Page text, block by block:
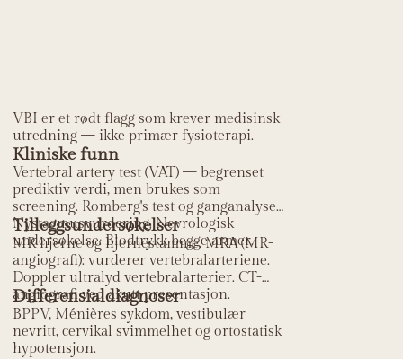
VBI er et rødt flagg som krever medisinsk
utredning — ikke primær fysioterapi.
Kliniske funn
Vertebral artery test (VAT) — begrenset
prediktiv verdi, men brukes som
screening. Romberg's test og ganganalyse.
Nystagmusvurdering. Nevrologisk
undersøkelse. Blodtrykk begge armer.
Tilleggsundersøkelser
MR hjerne og hjernestamme. MRA (MR-
angiografi): vurderer vertebralarteriene.
Doppler ultralyd vertebralarterier. CT-
angiografi ved akutt presentasjon.
Differensialdiagnoser
BPPV, Ménières sykdom, vestibulær
nevritt, cervikal svimmelhet og ortostatisk
hypotensjon.